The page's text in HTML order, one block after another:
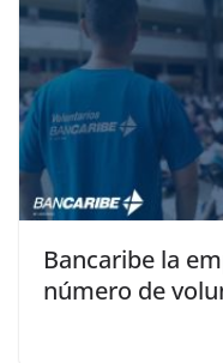
Bancaribe la
número de